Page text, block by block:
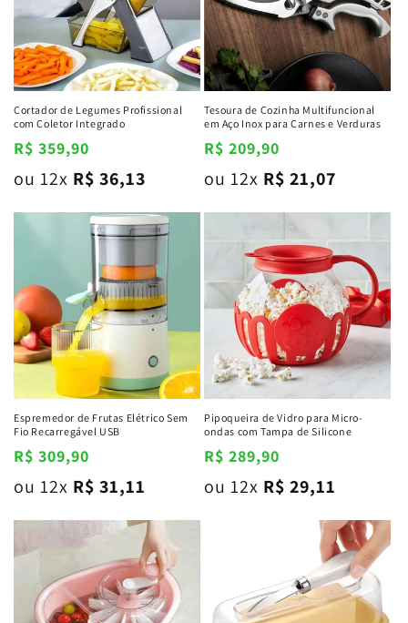
Cortador de Legumes Profissional
com Coletor Integrado
Preço
normal
R$ 359,90
ou 12x R$ 36,13
Tesoura de Cozinha Multifuncional
em Aço Inox para Carnes e Verduras
Preço
normal
R$ 209,90
ou 12x R$ 21,07
Espremedor de Frutas Elétrico Sem
Fio Recarregável USB
Preço
normal
R$ 309,90
ou 12x R$ 31,11
Pipoqueira de Vidro para Micro-
ondas com Tampa de Silicone
Preço
normal
R$ 289,90
ou 12x R$ 29,11